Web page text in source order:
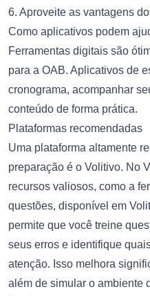
6. Aproveite as vantagens
Como aplicativos podem
Ferramentas digitais são
para a OAB. Aplicativos de
cronograma, acompanhar
conteúdo de forma prática.
Plataformas recomendadas
Uma plataforma altamente
preparação é o Volitivo. No
recursos valiosos, como a
questões, disponível em
permite que você treine
seus erros e identifique
atenção. Isso melhora
além de simular o ambiente